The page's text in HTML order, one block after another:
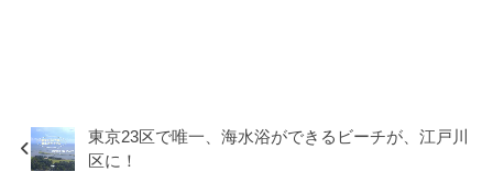
東京23区で唯一、海水浴ができるビーチが、江戸川
区に！